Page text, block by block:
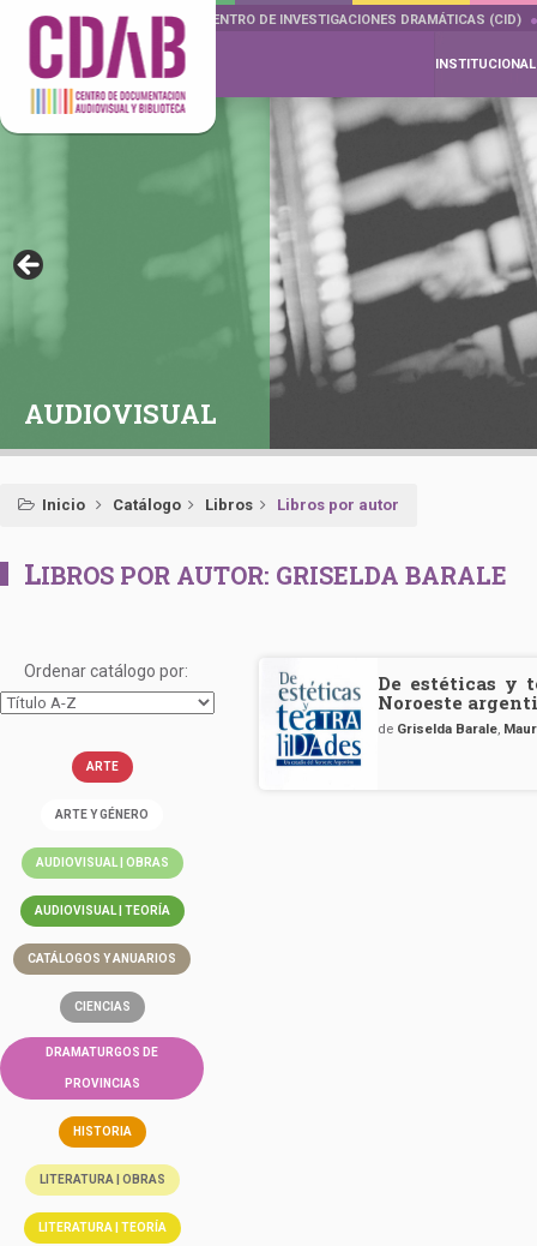
DOCUMENTA DRAMÁTICAS CENTRO DE INVESTIGACIONES DRAMÁTICAS (CID)
INSTITUCIONAL
AUDIOVISUAL
Inicio Catálogo Libros Libros por autor
LIBROS POR AUTOR: GRISELDA BARALE
Ordenar catálogo por:
ARTE
ARTE Y GÉNERO
AUDIOVISUAL | OBRAS
AUDIOVISUAL | TEORÍA
CATÁLOGOS Y ANUARIOS
CIENCIAS
DRAMATURGOS DE
PROVINCIAS
HISTORIA
LITERATURA | OBRAS
LITERATURA | TEORÍA
De estéticas y
Noroeste
de Griselda Barale,